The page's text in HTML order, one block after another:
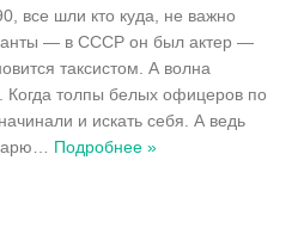
все шли кто куда, не важно
— в СССР он был актер —
таксистом. А волна
толпы белых офицеров по
и искать себя. А ведь
Подробнее »